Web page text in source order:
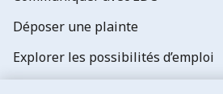
Déposer une plainte
Explorer les possibilités d’emploi